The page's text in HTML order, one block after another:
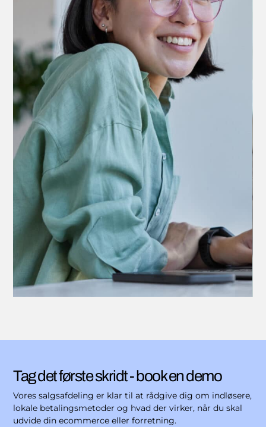
Tag det første skridt - book en demo
Vores salgsafdeling er klar til at rådgive dig om indløsere,
lokale betalingsmetoder og hvad der virker, når du skal
udvide din ecommerce eller forretning.